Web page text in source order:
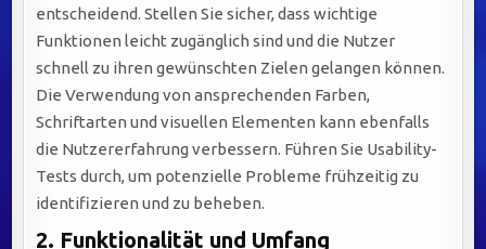
entscheidend. Stellen Sie sicher, dass wichtige
Funktionen leicht zugänglich sind und die Nutzer
schnell zu ihren gewünschten Zielen gelangen können.
Die Verwendung von ansprechenden Farben,
Schriftarten und visuellen Elementen kann ebenfalls
die Nutzererfahrung verbessern. Führen Sie Usability-
Tests durch, um potenzielle Probleme frühzeitig zu
identifizieren und zu beheben.
2. Funktionalität und Umfang